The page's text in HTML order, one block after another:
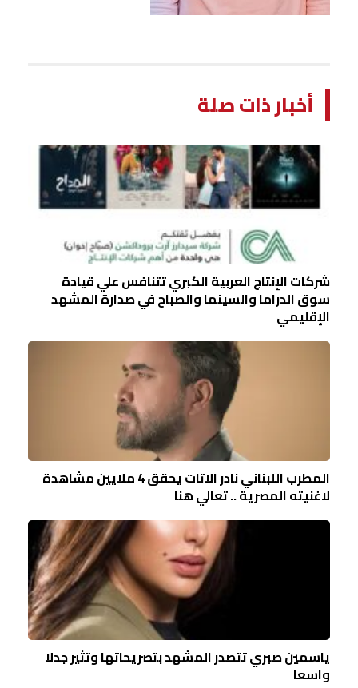
أخبار ذات صلة
شركات الإنتاج العربية الكبري تتنافس علي قيادة
سوق الدراما والسينما والصباح في صدارة المشهد
الإقليمي
المطرب اللبناني نادر الاتات يحقق 4 ملايين مشاهدة
لاغنيته المصرية .. تعالي هنا
ياسمين صبري تتصدر المشهد بتصريحاتها وتثير جدلا
واسعا